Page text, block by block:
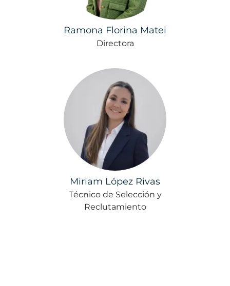
Ramona Florina Matei
Directora
Miriam López Rivas
Técnico de Selección y
Reclutamiento